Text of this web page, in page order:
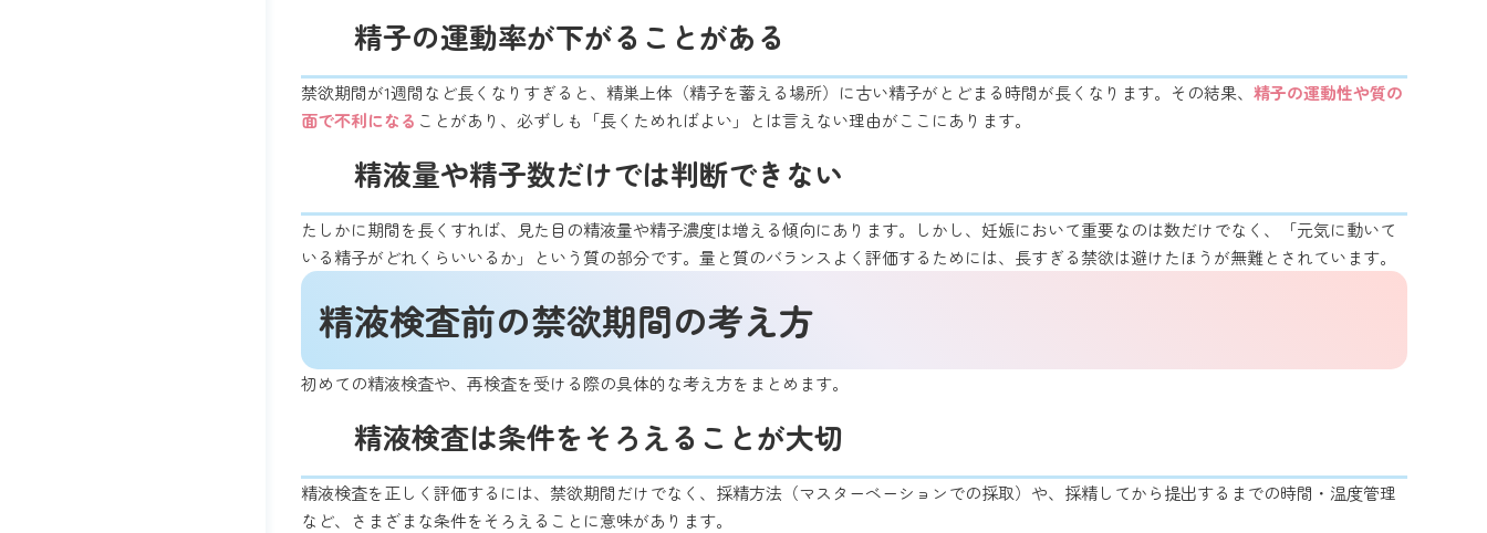
精子の運動率が下がることがある
禁欲期間が1週間など長くなりすぎると、精巣上体（精子を蓄える場所）に古い精子がとどまる時間が長くなります。その結果、 精子の運動性や質の
面で不利になる ことがあり、必ずしも「長くためればよい」とは言えない理由がここにあります。
精液量や精子数だけでは判断できない
たしかに期間を長くすれば、見た目の精液量や精子濃度は増える傾向にあります。しかし、妊娠において重要なのは数だけでなく、「元気に動いて
いる精子がどれくらいいるか」という質の部分です。量と質のバランスよく評価するためには、長すぎる禁欲は避けたほうが無難とされています。
精液検査前の禁欲期間の考え方
初めての精液検査や、再検査を受ける際の具体的な考え方をまとめます。
精液検査は条件をそろえることが大切
精液検査を正しく評価するには、禁欲期間だけでなく、採精方法（マスターベーションでの採取）や、採精してから提出するまでの時間・温度管理
など、さまざまな条件をそろえることに意味があります。